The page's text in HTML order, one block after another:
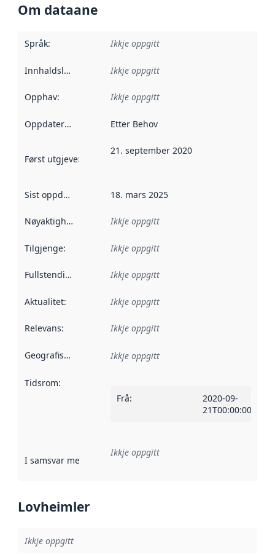
Om dataane
Språk: Ikkje oppgitt
Innhaldsleverandørar :
Ikkje oppgitt
Opphav: Ikkje oppgitt
Oppdateringsfrekvens :
Etter Behov
Først utgjeve: Denne datoen seier når dataa i dette
21. september 2020
Sist oppdatert 18. mars 2025
Nøyaktigheit Ikkje oppgitt
Tilgjenge: Ikkje oppgitt
Fullstendigheit Ikkje oppgitt
Aktualitet: Ikkje oppgitt
Relevans: Ikkje oppgitt
Geografisk område Ikkje oppgitt
Tidsrom:
Frå:
2020-09-
21T00:00:00Z
I samsvar med Referanse til ei implementeringsregel eller
Ikkje oppgitt
Lovheimler
Ikkje oppgitt